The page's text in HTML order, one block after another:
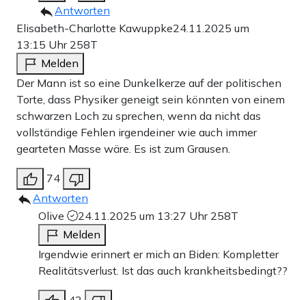
Antworten
Elisabeth-Charlotte Kawuppke24.11.2025 um
13:15 Uhr 258T
Melden
Der Mann ist so eine Dunkelkerze auf der politischen
Torte, dass Physiker geneigt sein könnten von einem
schwarzen Loch zu sprechen, wenn da nicht das
vollständige Fehlen irgendeiner wie auch immer
gearteten Masse wäre. Es ist zum Grausen.
74
Antworten
Olive
24.11.2025 um 13:27 Uhr 258T
Melden
Irgendwie erinnert er mich an Biden: Kompletter
Realitätsverlust. Ist das auch krankheitsbedingt??